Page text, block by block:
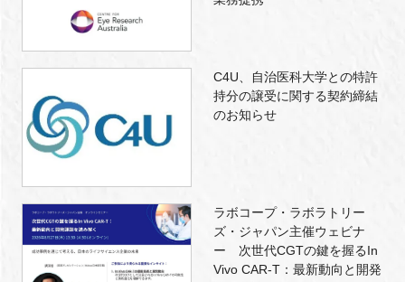
C4U、自治医科大学との特許
持分の譲受に関する契約締結
のお知らせ
ラボコープ・ラボラトリー
ズ・ジャパン主催ウェビナ
ー 次世代CGTの鍵を握るIn
Vivo CAR-T：最新動向と開発